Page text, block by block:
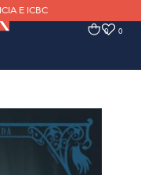
E ICBC
0 0